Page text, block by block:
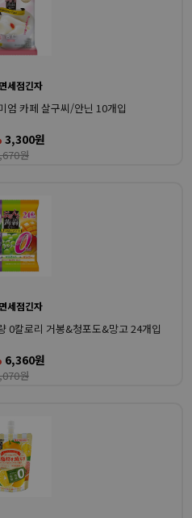
세점긴자
엄 카페 살구씨/안닌 10개입
3,300원
원
세점긴자
0칼로리 거봉&청포도&망고 24개입
6,360원
원